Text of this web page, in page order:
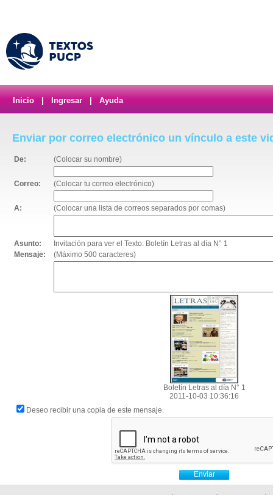
Inicio Ingresar Ayuda
Enviar por correo electrónico un vínculo a este
De: (Colocar su nombre)
Correo: (Colocar tu correo electrónico)
A: (Colocar una lista de correos separados por comas)
Asunto:
Invitación para ver el Texto: Boletín Letras al día N° 1
Mensaje:
(Máximo 500 caracteres)
Boletín Letras al día N° 1
2011-10-03 10:36:16
Deseo recibir una copia de este mensaje.